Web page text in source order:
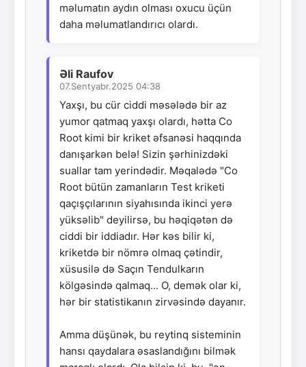
məlumatın aydın olması oxucu üçün
daha məlumatlandırıcı olardı.
Əli Raufov
07.Sentyabr.2025 04:38
Yaxşı, bu cür ciddi məsələdə bir az
yumor qatmaq yaxşı olardı, hətta Co
Root kimi bir kriket əfsanəsi haqqında
danışarkən belə! Sizin şərhinizdəki
suallar tam yerindədir. Məqalədə "Co
Root bütün zamanların Test kriketi
qaçışçılarının siyahısında ikinci yerə
yüksəlib" deyilirsə, bu həqiqətən də
ciddi bir iddiadır. Hər kəs bilir ki,
kriketdə bir nömrə olmaq çətindir,
xüsusilə də Saçın Tendulkarın
kölgəsində qalmaq... O, demək olar ki,
hər bir statistikanın zirvəsində dayanır.
Amma düşünək, bu reytinq sisteminin
hansı qaydalara əsaslandığını bilmək